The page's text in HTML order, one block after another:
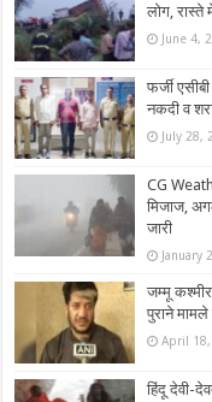
लोग, रास्ते
June 4,
फर्जी
नकदी व
July 28,
CG
मिजाज,
जारी
January
जम्मू
पुराने
April
हिंदू देवी-